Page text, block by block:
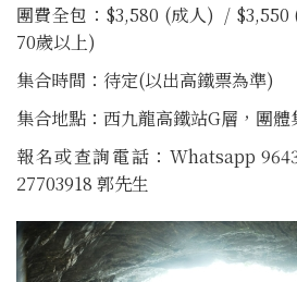
團費全包：$3,580 (成人) /
70歲以上)
集合時間：待定(以出高鐵票為準)
集合地點：西九龍高鐵站G層，團體
報名或查詢電話：Whatsapp
27703918 郭先生